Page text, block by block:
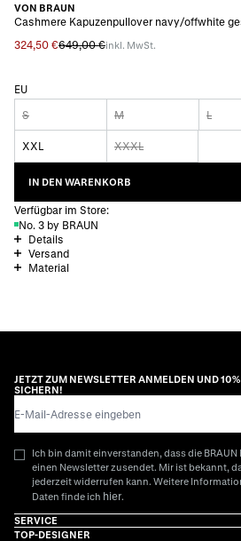
VON BRAUN
Cashmere Kapuzenpullover navy/offwhite
324,50 €649,00 €inkl. MwSt.
EU
S M L
XXL XXXL
IN DEN WARENKORB
Verfügbar im Store:
No. 3 by BRAUN
Details
Versand
Material
JETZT ZUM NEWSLETTER ANMELDEN UND
SICHERN!
Ich bin damit einverstanden, dass die BRAUN
einen Newsletter zusendet. Mir ist bekannt,
jederzeit widerrufen kann. Weitere
Daten finde ich hier.
SERVICE
TOP-DESIGNER